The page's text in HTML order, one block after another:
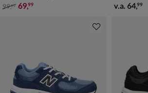
van € 99,99 voor € 69,99
99,99 69,99 vanaf €
v.a. 64,99